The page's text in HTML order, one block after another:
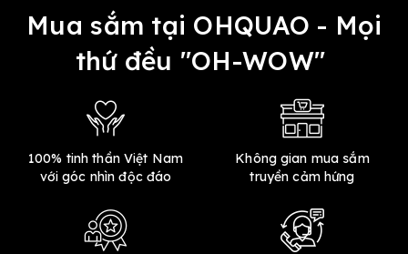
Mua sắm tại OHQUAO - Mọi
thứ đều "OH-WOW"
100% tinh thần Việt Nam
với góc nhìn độc đáo
Không gian mua sắm
truyền cảm hứng